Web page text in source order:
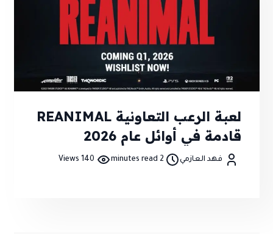
لعبة الرعب التعاونية REANIMAL
قادمة في أوائل عام 2026
فهد العازمي 2 minutes read
140 Views